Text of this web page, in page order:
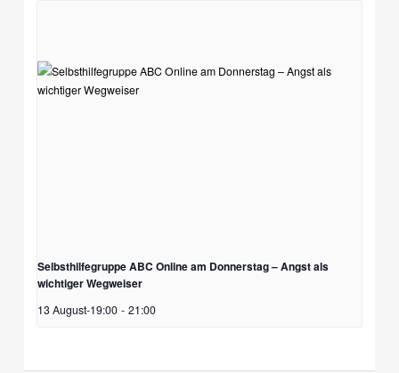
Selbsthilfegruppe ABC Online am Donnerstag – Angst als
wichtiger Wegweiser
13 August-19:00 - 21:00